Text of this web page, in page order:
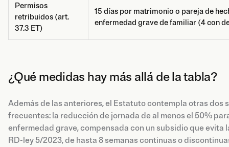
Permisos
retribuidos (art.
37.3 ET)
15 días por matrimonio o pareja de
enfermedad grave de familiar (4 con
¿Qué medidas hay más allá de la tabla?
Además de las anteriores, el Estatuto contempla otras dos
frecuentes: la reducción de jornada de al menos el 50%
enfermedad grave, compensada con un subsidio que
RD-ley 5/2023, de hasta 8 semanas continuas o